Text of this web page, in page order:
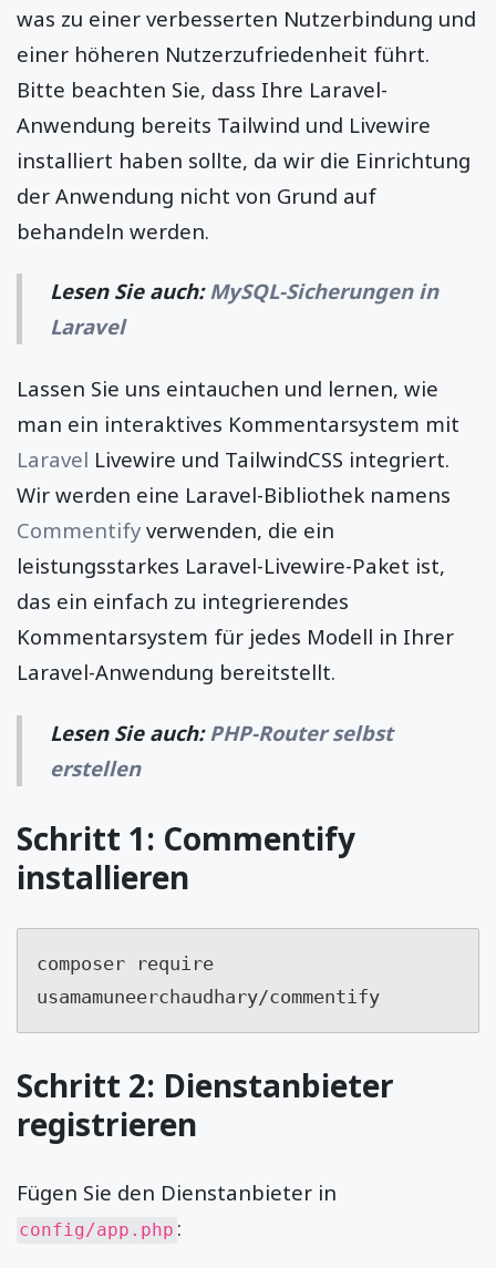
was zu einer verbesserten Nutzerbindung und
einer höheren Nutzerzufriedenheit führt.
Bitte beachten Sie, dass Ihre Laravel-
Anwendung bereits Tailwind und Livewire
installiert haben sollte, da wir die Einrichtung
der Anwendung nicht von Grund auf
behandeln werden.
Lesen Sie auch:MySQL-Sicherungen in
Laravel
Lassen Sie uns eintauchen und lernen, wie
man ein interaktives Kommentarsystem mit
Laravel Livewire und TailwindCSS integriert.
Wir werden eine Laravel-Bibliothek namens
Commentify verwenden, die ein
leistungsstarkes Laravel-Livewire-Paket ist,
das ein einfach zu integrierendes
Kommentarsystem für jedes Modell in Ihrer
Laravel-Anwendung bereitstellt.
Lesen Sie auch: PHP-Router selbst
erstellen
Schritt 1: Commentify
installieren
composer require
usamamuneerchaudhary/commentify
Schritt 2: Dienstanbieter
registrieren
Fügen Sie den Dienstanbieter in
config/app.php :